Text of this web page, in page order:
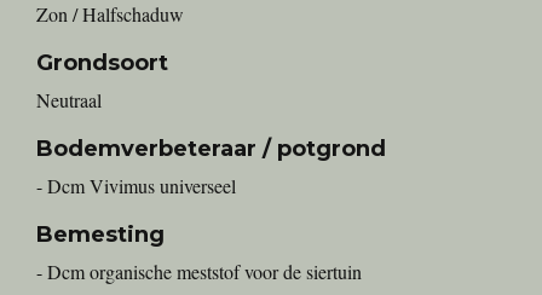
Zon / Halfschaduw
Grondsoort
Neutraal
Bodemverbeteraar / potgrond
- Dcm Vivimus universeel
Bemesting
- Dcm organische meststof voor de siertuin